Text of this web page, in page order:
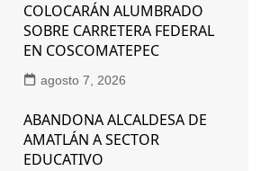
COLOCARÁN ALUMBRADO
SOBRE CARRETERA FEDERAL
EN COSCOMATEPEC
agosto 7, 2026
ABANDONA ALCALDESA DE
AMATLÁN A SECTOR
EDUCATIVO